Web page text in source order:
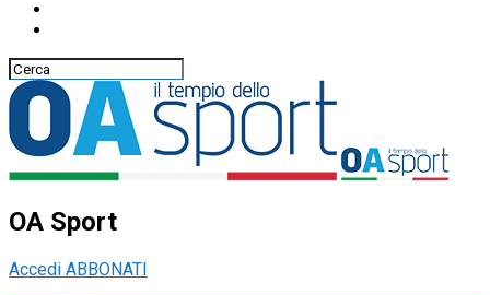
OA Sport
Accedi ABBONATI